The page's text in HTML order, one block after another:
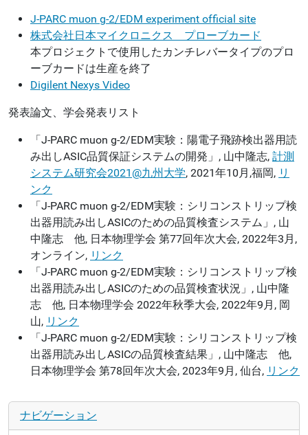
J-PARC muon g-2/EDM experiment official site
株式会社日本マイクロニクス プローブカード
本プロジェクトで使用したカンチレバータイプのプロ
ーブカードは生産を終了
Digilent Nexys Video
発表論文、学会発表リスト
「J-PARC muon g-2/EDM実験：陽電子飛跡検出器用読
み出しASIC品質保証システムの開発」, 山中隆志, 計測
システム研究会2021@九州大学, 2021年10月,福岡, リ
ンク
「J-PARC muon g-2/EDM実験：シリコンストリップ検
出器用読み出しASICのための品質検査システム」, 山
中隆志 他, 日本物理学会 第77回年次大会, 2022年3月,
オンライン, リンク
「J-PARC muon g-2/EDM実験：シリコンストリップ検
出器用読み出しASICのための品質検査状況」, 山中隆
志 他, 日本物理学会 2022年秋季大会, 2022年9月, 岡
山, リンク
「J-PARC muon g-2/EDM実験：シリコンストリップ検
出器用読み出しASICの品質検査結果」, 山中隆志 他,
日本物理学会 第78回年次大会, 2023年9月, 仙台, リンク
ナビゲーション